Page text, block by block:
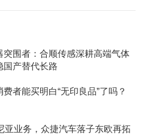
突围者：合顺传感深耕高端气体
国产替代长路
者能买明白“无印良品”了吗？
亚业务，众捷汽车落子东欧再拓